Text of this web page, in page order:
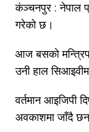
कंञ्चनपुर : नेपाल
गरेको छ।
आज बसकाे
उनी हाल
वर्तमान आइजिपी
अवकाशमा जाँदै